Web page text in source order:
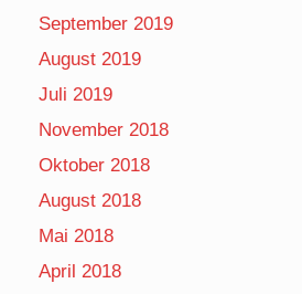
September 2019
August 2019
Juli 2019
November 2018
Oktober 2018
August 2018
Mai 2018
April 2018